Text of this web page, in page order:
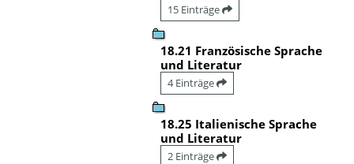
15 Einträge
18.21 Französische Sprache
und Literatur
4 Einträge
18.25 Italienische Sprache
und Literatur
2 Einträge